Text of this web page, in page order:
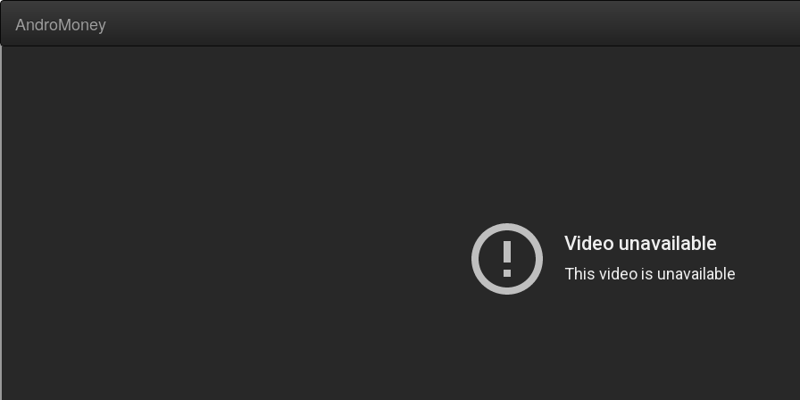
AndroMoney